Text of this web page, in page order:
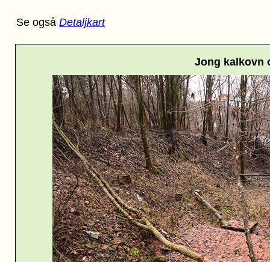
Se også Detaljkart
Jong kalkovn